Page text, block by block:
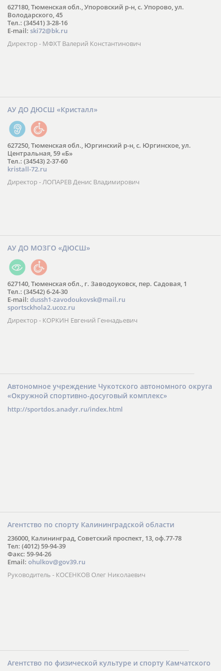
627180, Тюменская обл., Упоровский р-н, с. Упорово, ул.
Володарского, 45
Тел.: (34541) 3-28-16
E-mail: ski72@bk.ru
Директор - МФХТ Валерий Константинович
АУ ДО ДЮСШ «Кристалл»
627250, Тюменская обл., Юргинский р-н, с. Юргинское, ул.
Центральная, 59 «Б»
Тел.: (34543) 2-37-60
kristall-72.ru
Директор - ЛОПАРЕВ Денис Владимирович
АУ ДО МОЗГО «ДЮСШ»
627140, Тюменская обл., г. Заводоуковск, пер. Садовая, 1
Тел.: (34542) 6-24-30
​E-mail: dussh1-zavodoukovsk@mail.ru
sportsckhola2.ucoz.ru
Директор - КОРКИН Евгений Геннадьевич
Автономное учреждение Чукотского автономного округа
«Окружной спортивно-досуговый комплекс»
http://sportdos.anadyr.ru/index.html
Агентство по спорту Калининградской области
236000, Калининград, Советский проспект, 13, оф.77-78
Тел: (4012) 59-94-39
Факс: 59-94-26
Email: ohulkov@gov39.ru
Руководитель - КОСЕНКОВ Олег Николаевич
Агентство по физической культуре и спорту Камчатского